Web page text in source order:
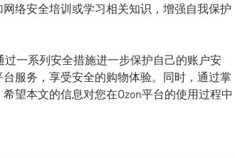
络安全培训或学习相关知识，增强自我保护
一系列安全措施进一步保护自己的账户安
服务，享受安全的购物体验。同时，通过掌
望本文的信息对您在Ozon平台的使用过程中